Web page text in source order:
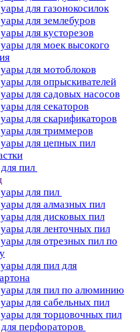
для газонокосилок
для землебуров
для кусторезов
для моек высокого
для мотоблоков
для опрыскивателей
для садовых насосов
для секаторов
для скарификаторов
для триммеров
для цепных пил
пил
для пил
для алмазных пил
для дисковых пил
для ленточных пил
для отрезных пил по
для пил для
для пил по алюминию
для сабельных пил
для торцовочных пил
перфораторов